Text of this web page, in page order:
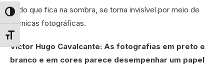
Alternar alto contraste
Alternar tamanho da fonte
Tudo que fica na sombra, se torna invisível por meio de
técnicas fotográficas.
Victor Hugo Cavalcante: As fotografias em preto e
branco e em cores parece desempenhar um papel